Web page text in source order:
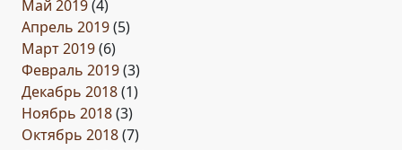
Май 2019(4)
Апрель 2019(5)
Март 2019(6)
Февраль 2019(3)
Декабрь 2018(1)
Ноябрь 2018(3)
Октябрь 2018(7)